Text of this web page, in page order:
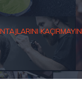
KAÇIRMAYIN